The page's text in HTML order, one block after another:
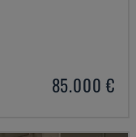
85.000 €